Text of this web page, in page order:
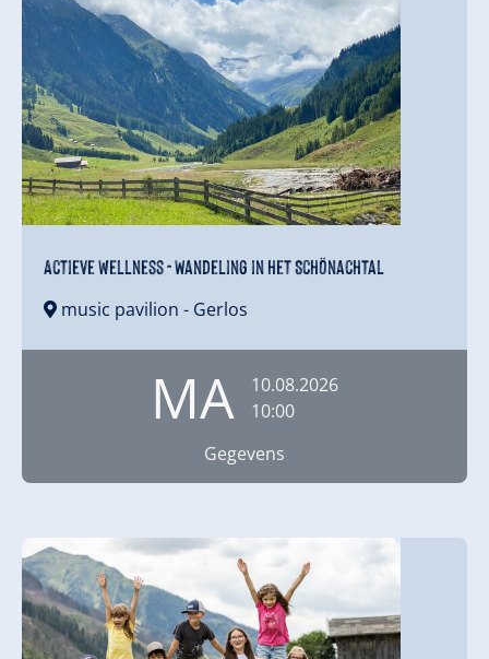
Actieve wellness - Wandeling in het Schönachtal
music pavilion - Gerlos
MA
10.08.2026
10:00
Gegevens